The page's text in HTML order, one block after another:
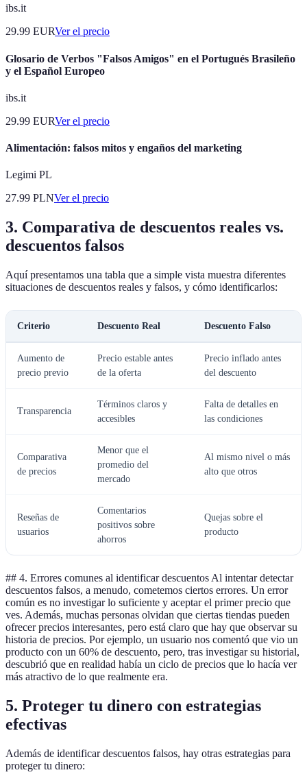
ibs.it
29.99 EURVer el precio
Glosario de Verbos "Falsos Amigos" en el Portugués Brasileño
y el Español Europeo
ibs.it
29.99 EURVer el precio
Alimentación: falsos mitos y engaños del marketing
Legimi PL
27.99 PLNVer el precio
3. Comparativa de descuentos reales vs.
descuentos falsos
Aquí presentamos una tabla que a simple vista muestra diferentes
situaciones de descuentos reales y falsos, y cómo identificarlos:
Criterio Descuento Real Descuento Falso
Aumento de
precio previo
Precio estable antes
de la oferta
Precio inflado antes
del descuento
Transparencia
Términos claros y
accesibles
Falta de detalles en
las condiciones
Comparativa
de precios
Menor que el
promedio del
mercado
Al mismo nivel o más
alto que otros
Reseñas de
usuarios
Comentarios
positivos sobre
ahorros
Quejas sobre el
producto
## 4. Errores comunes al identificar descuentos Al intentar detectar
descuentos falsos, a menudo, cometemos ciertos errores. Un error
común es no investigar lo suficiente y aceptar el primer precio que
ves. Además, muchas personas olvidan que ciertas tiendas pueden
ofrecer precios interesantes, pero está claro que hay que observar su
historia de precios. Por ejemplo, un usuario nos comentó que vio un
producto con un 60% de descuento, pero, tras investigar su historial,
descubrió que en realidad había un ciclo de precios que lo hacía ver
más atractivo de lo que realmente era.
5. Proteger tu dinero con estrategias
efectivas
Además de identificar descuentos falsos, hay otras estrategias para
proteger tu dinero: